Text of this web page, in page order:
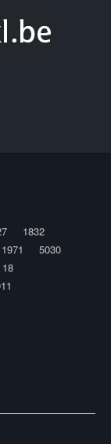
1832
1971
5030